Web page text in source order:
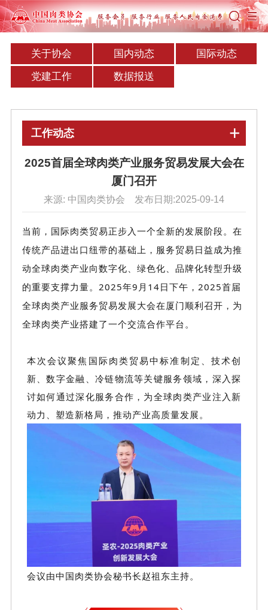
关于协会 国内动态 国际动态
党建工作 数据报送
工作动态
2025首届全球肉类产业服务贸易发展大会在
厦门召开
来源: 中国肉类协会 发布日期:2025-09-14
当前，国际肉类贸易正步入一个全新的发展阶段。在
传统产品进出口纽带的基础上，服务贸易日益成为推
动全球肉类产业向数字化、绿色化、品牌化转型升级
的重要支撑力量。 2025年9月14日下午 ， 2025首届
全球肉类产业服务贸易发展大会在厦门顺利召开，为
全球肉类产业搭建了一个交流合作平台。
本次会议聚焦国际肉类贸易中标准制定、技术创
新、数字金融、冷链物流等关键服务领域，深入探
讨如何通过深化服务合作，为全球肉类产业注入新
动力、塑造新格局，推动产业高质量发展。
会议由中国肉类协会秘书长赵祖东主持。